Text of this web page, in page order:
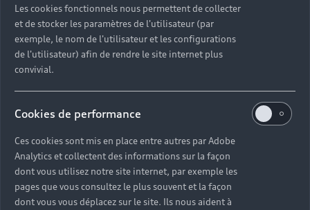
Les cookies fonctionnels nous permettent de collecter
et de stocker les paramètres de l'utilisateur (par
exemple, le nom de l'utilisateur et les configurations
de l'utilisateur) afin de rendre le site internet plus
convivial.
Cookies de performance
Ces cookies sont mis en place entre autres par Adobe
Analytics et collectent des informations sur la façon
dont vous utilisez notre site internet, par exemple les
pages que vous consultez le plus souvent et la façon
dont vous vous déplacez sur le site. Ils nous aident à